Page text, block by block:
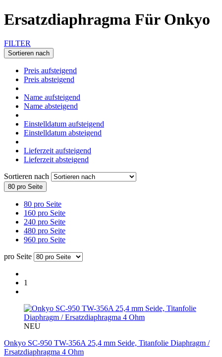
Ersatzdiaphragma Für Onkyo
FILTER
Sortieren nach
Preis aufsteigend
Preis absteigend
Name aufsteigend
Name absteigend
Einstelldatum aufsteigend
Einstelldatum absteigend
Lieferzeit aufsteigend
Lieferzeit absteigend
Sortieren nach
80 pro Seite
80 pro Seite
160 pro Seite
240 pro Seite
480 pro Seite
960 pro Seite
pro Seite
1
NEU
Onkyo SC-950 TW-356A 25,4 mm Seide, Titanfolie Diaphragm /
Ersatzdiaphragma 4 Ohm